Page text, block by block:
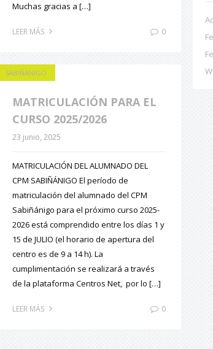
Muchas gracias a […]
LEER MÁS 0
SABIÑANIGO
MATRICULACIÓN PARA EL
CURSO 2025/2026
23 junio, 2025
MATRICULACIÓN DEL ALUMNADO DEL
CPM SABIÑÁNIGO El período de
matriculación del alumnado del CPM
Sabiñánigo para el próximo curso 2025-
2026 está comprendido entre los días 1 y
15 de JULIO (el horario de apertura del
centro es de 9 a 14 h). La
cumplimentación se realizará a través
de la plataforma Centros Net, por lo […]
LEER MÁS 0